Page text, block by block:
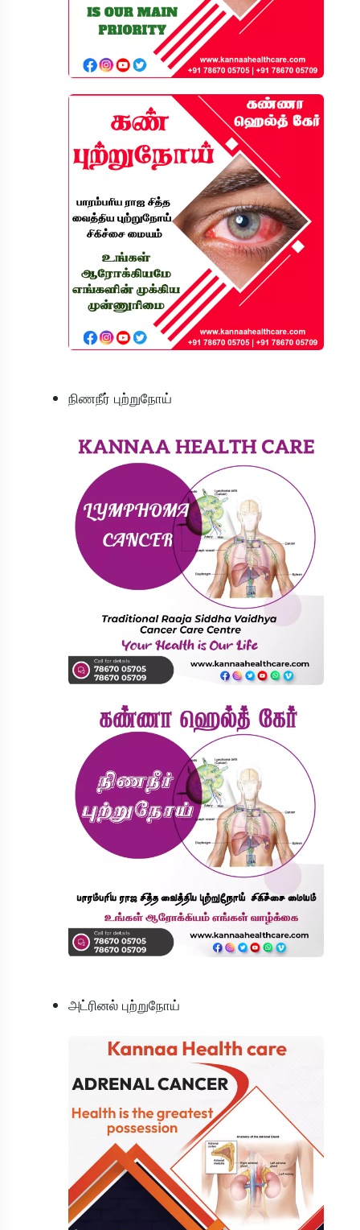
நிணநீர் புற்றுநோய்
அட்ரினல் புற்றுநோய்